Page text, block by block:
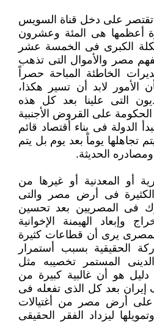
على دخل قناة السويس
أعظمها هى المئة وعشرون
الكبرى فى الخمسة عشر
مصر والأموال التى تذهب
‏الخاطئة المباحة حصراً
الأمور لابد أن تسير هكذا،
التى علينا بعد كل هذه
على القروض الأجنبية
الدولة فى بناء أقتصاد قائم
تجاهلها يوماً بعد يوم بل يتم
ومصادره الحديثة.‏
أو المعدنية أو غيرها من
الكثيرة فى أرض مصر والتى
فى المصريين بعد تحسين
وإبعاد الهيمنة الإخوانية
يرى أن ‏قطاعات كثيرة
الحقيقية بسبب أستمرار
المستمر تخصيبه مثل
دليل هو أن غالبية كبيرة من
بعد كل الذى تفعله فى
على ‏أرض مصر من أغتيالات
ليزداد الفقر الحقيقى